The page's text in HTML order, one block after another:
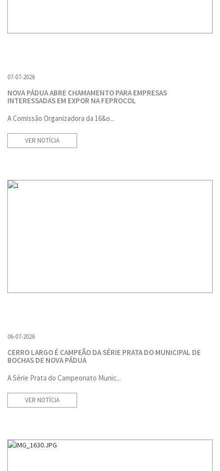
07-07-2026
NOVA PÁDUA ABRE CHAMAMENTO PARA EMPRESAS
INTERESSADAS EM EXPOR NA FEPROCOL
A Comissão Organizadora da 16&o...
VER NOTÍCIA
06-07-2026
CERRO LARGO É CAMPEÃO DA SÉRIE PRATA DO MUNICIPAL DE
BOCHAS DE NOVA PÁDUA
A Série Prata do Campeonato Munic...
VER NOTÍCIA